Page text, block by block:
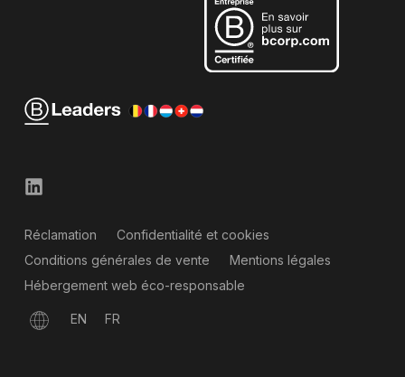
Réclamation
Confidentialité et cookies
Conditions générales de vente
Mentions légales
Hébergement web éco-responsable
EN FR